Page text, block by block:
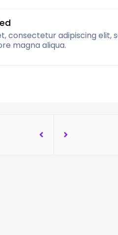
consectetur adipiscing elit,
magna aliqua.